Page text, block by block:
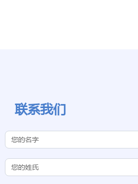
联系我们
Contact Us
(Chinese
Subdomain)